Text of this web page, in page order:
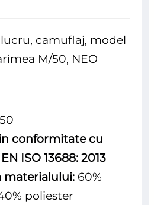
conformitate cu
ISO 13688: 2013
materialului: 60%
poliester